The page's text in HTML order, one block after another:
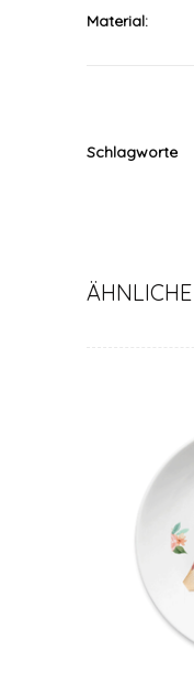
Material:
Schlagworte